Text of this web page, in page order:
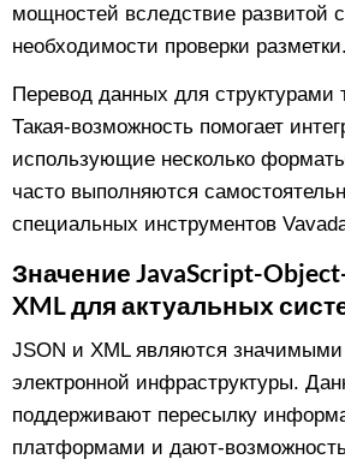
мощностей вследствие развитой
необходимости проверки разметки.
Перевод данных для структурами
Такая-возможность помогает
использующие несколько
часто выполняются
специальных инструментов
Значение JavaScript-
XML для актуальных
JSON и XML являются
электронной инфраструктуры.
поддерживают пересылку
платформами и дают-